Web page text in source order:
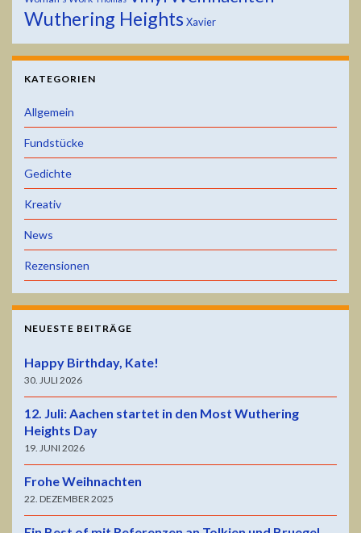
Wuthering Heights Xavier
KATEGORIEN
Allgemein
Fundstücke
Gedichte
Kreativ
News
Rezensionen
NEUESTE BEITRÄGE
Happy Birthday, Kate!
30. JULI 2026
12. Juli: Aachen startet in den Most Wuthering
Heights Day
19. JUNI 2026
Frohe Weihnachten
22. DEZEMBER 2025